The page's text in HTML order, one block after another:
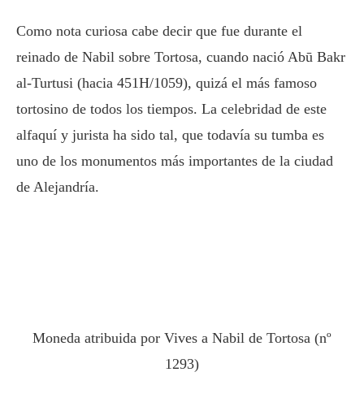
Como nota curiosa cabe decir que fue durante el
reinado de Nabil sobre Tortosa, cuando nació Abū Bakr
al-Turtusi (hacia 451H/1059), quizá el más famoso
tortosino de todos los tiempos. La celebridad de este
alfaquí y jurista ha sido tal, que todavía su tumba es
uno de los monumentos más importantes de la ciudad
de Alejandría.
Moneda atribuida por Vives a Nabil de Tortosa (nº
1293)